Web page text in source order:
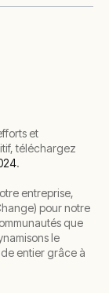
et
téléchargez
.
entreprise,
pour notre
que
le
entier grâce à